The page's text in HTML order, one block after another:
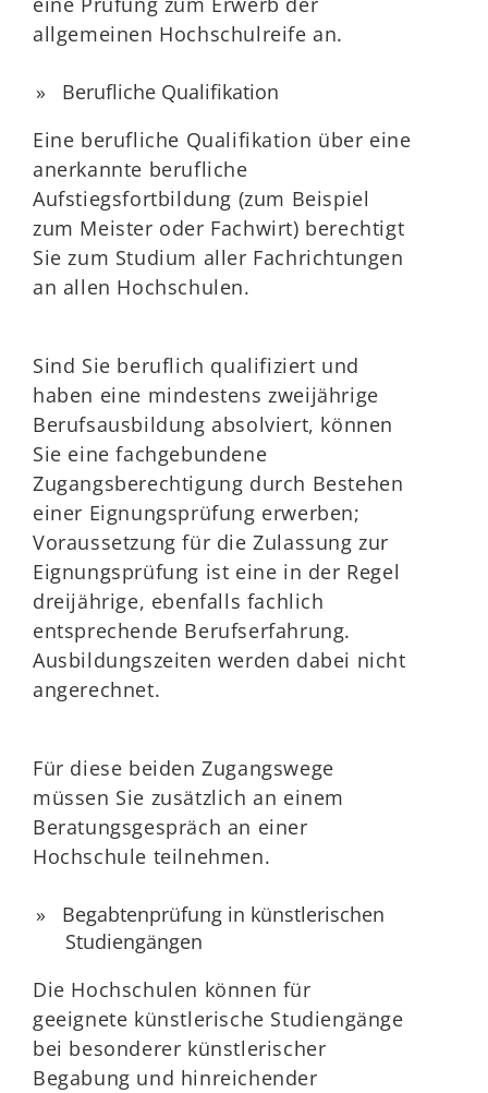
allgemeinen Hochschulreife an.
Berufliche Qualifikation
Eine berufliche Qualifikation über eine
anerkannte berufliche
Aufstiegsfortbildung (zum Beispiel
zum Meister oder Fachwirt) berechtigt
Sie zum Studium aller Fachrichtungen
an allen Hochschulen.
Sind Sie beruflich qualifiziert und
haben eine mindestens zweijährige
Berufsausbildung absolviert, können
Sie eine fachgebundene
Zugangsberechtigung durch Bestehen
einer Eignungsprüfung erwerben;
Voraussetzung für die Zulassung zur
Eignungsprüfung ist eine in der Regel
dreijährige, ebenfalls fachlich
entsprechende Berufserfahrung.
Ausbildungszeiten werden dabei nicht
angerechnet.
Für diese beiden Zugangswege
müssen Sie zusätzlich an einem
Beratungsgespräch an einer
Hochschule teilnehmen.
Begabtenprüfung in künstlerischen
Studiengängen
Die Hochschulen können für
geeignete künstlerische Studiengänge
bei besonderer künstlerischer
Begabung und hinreichender